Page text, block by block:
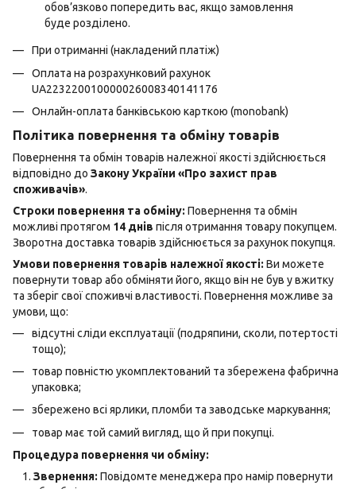
обов’язково попередить вас, якщо замовлення
буде розділено.
При отриманні (накладений платіж)
Оплата на розрахунковий рахунок
UA223220010000026008340141176
Онлайн-оплата банківською карткою (monobank)
Політика повернення та обміну товарів
Повернення та обмін товарів належної якості здійснюється
відповідно до Закону України «Про захист прав
споживачів».
Строки повернення та обміну: Повернення та обмін
можливі протягом 14 днів після отримання товару покупцем.
Зворотна доставка товарів здійснюється за рахунок покупця.
Умови повернення товарів належної якості: Ви можете
повернути товар або обміняти його, якщо він не був у вжитку
та зберіг свої споживчі властивості. Повернення можливе за
умови, що:
відсутні сліди експлуатації (подряпини, сколи, потертості
тощо);
товар повністю укомплектований та збережена фабрична
упаковка;
збережено всі ярлики, пломби та заводське маркування;
товар має той самий вигляд, що й при покупці.
Процедура повернення чи обміну:
Звернення: Повідомте менеджера про намір повернути